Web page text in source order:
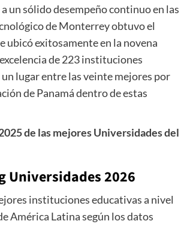
un sólido desempeño continuo en las
de Monterrey obtuvo el
ubicó exitosamente en la novena
de 223 instituciones
lugar entre las veinte mejores por
de Panamá dentro de estas
de las mejores Universidades del
Universidades 2026
instituciones educativas a nivel
América Latina según los datos